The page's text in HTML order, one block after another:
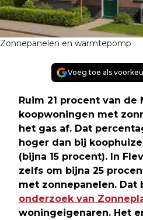
Zonnepanelen en warmtepomp
Voeg toe als
Ruim 21 procent van de
koopwoningen met
het gas af. Dat
hoger dan bij
(bijna 15 procent). In
zelfs om bijna 25
met zonnepanelen. Dat
onderzoek van
woningeigenaren. Het